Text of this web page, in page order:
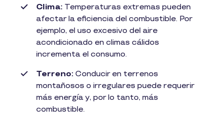
Clima: Temperaturas extremas pueden
afectar la eficiencia del combustible. Por
ejemplo, el uso excesivo del aire
acondicionado en climas cálidos
incrementa el consumo.
Terreno: Conducir en terrenos
montañosos o irregulares puede requerir
más energía y, por lo tanto, más
combustible.